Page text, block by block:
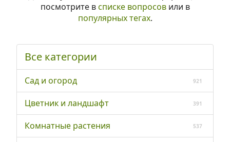
посмотрите всписке вопросовили в
популярных тегах.
Все категории
Сад и огород 921
Цветник и ландшафт 391
Комнатные растения 537